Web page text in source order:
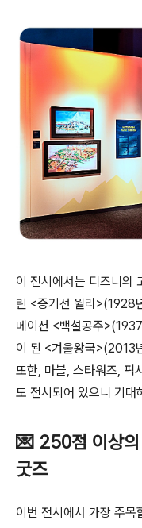
이 전시에서는 디즈니의
린 <증기선 윌리>(1928
메이션 <백설공주
이 된 <겨울왕국>(2013
또한, 마블, 스타워즈, 픽
도 전시되어 있으니 기대
💌 250점 이상의
굿즈
이번 전시에서 가장 주